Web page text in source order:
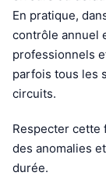
En pratique,
contrôle annuel
professionnels
parfois tous les
circuits.
Respecter cette
des anomalies
durée.